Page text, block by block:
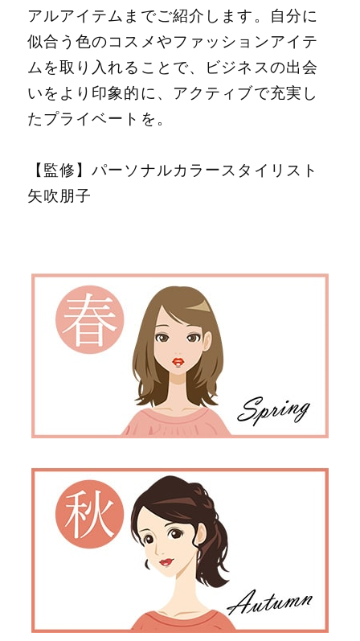
アルアイテムまでご紹介します。自分に
似合う色のコスメやファッションアイテ
ムを取り入れることで、ビジネスの出会
いをより印象的に、アクティブで充実し
たプライベートを。
【監修】パーソナルカラースタイリスト
矢吹朋子